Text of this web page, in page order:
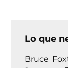
Lo que
Bruce